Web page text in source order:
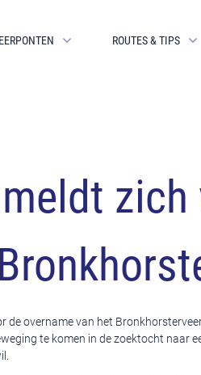
ROUTES & TIPS
zich
de overname van het
te komen in de zoektocht naar